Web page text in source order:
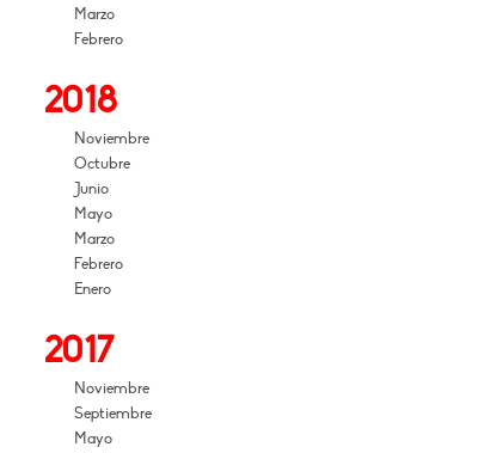
Marzo
Febrero
2018
Noviembre
Octubre
Junio
Mayo
Marzo
Febrero
Enero
2017
Noviembre
Septiembre
Mayo